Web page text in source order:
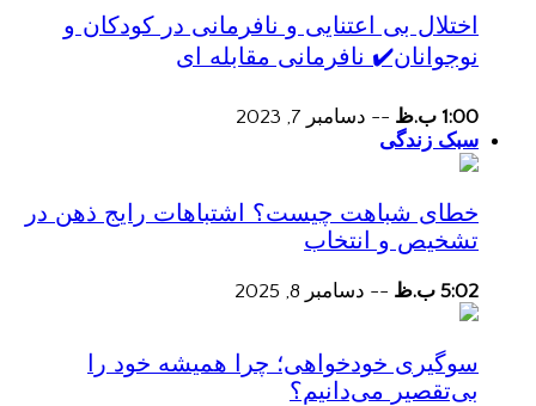
اختلال بی اعتنایی و نافرمانی در کودکان و
نوجوانان✔️ نافرمانی مقابله ای
1:00 ب.ظ -- دسامبر 7, 2023
سبک زندگی
خطای شباهت چیست؟ اشتباهات رایج ذهن در
تشخیص و انتخاب
5:02 ب.ظ -- دسامبر 8, 2025
سوگیری خودخواهی؛ چرا همیشه خود را
بی‌تقصیر می‌دانیم؟